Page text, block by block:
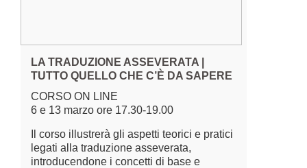
LA TRADUZIONE ASSEVERATA |
TUTTO QUELLO CHE C’È DA SAPERE
CORSO ON LINE
6 e 13 marzo ore 17.30-19.00
Il corso illustrerà gli aspetti teorici e pratici
legati alla traduzione asseverata,
introducendone i concetti di base e